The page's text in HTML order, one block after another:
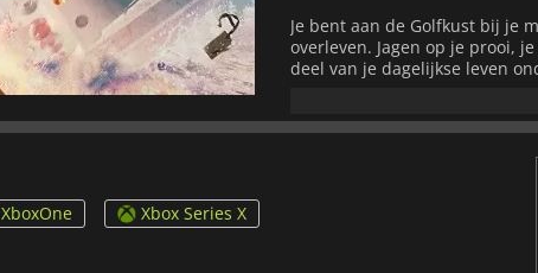
Je bent aan de Golfkust bij je
overleven. Jagen op je prooi,
deel van je dagelijkse leven
overleven, want de meeste
niet alleen te maken met je
bedreigen. Het enige
vermogen om te evolueren
en nieuwe wateren te
bent en dat alles een prooi
verschillende lichaamsdelen
verbeteren, sneller of
XboxOne
Xbox Series X